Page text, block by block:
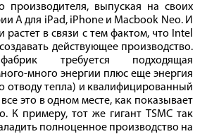
производителя, выпуская на своих
A для iPad, iPhone и Macbook Neo. И
в связи с тем фактом, что Intel
действующее производство.
требуется подходящая
много энергии плюс еще энергия
отводу тепла) и квалифицированный
это в одном месте, как показывает
К примеру, тот же гигант TSMC так
полноценное производство на